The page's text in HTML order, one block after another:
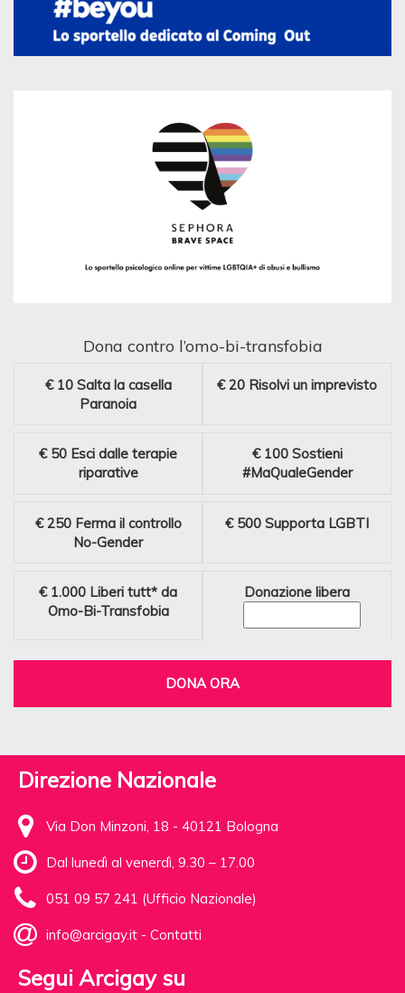
Dona contro l’omo-bi-transfobia
€ 10 Salta la casella
Paranoia
€ 20 Risolvi un imprevisto
€ 50 Esci dalle terapie
riparative
€ 100 Sostieni
#MaQualeGender
€ 250 Ferma il controllo
No-Gender
€ 500 Supporta LGBTI
€ 1.000 Liberi tutt* da
Omo-Bi-Transfobia
Donazione libera
DONA ORA
Direzione Nazionale
Via Don Minzoni, 18 - 40121 Bologna
Dal lunedì al venerdì, 9.30 – 17.00
051 09 57 241 (Ufficio Nazionale)
info@arcigay.it - Contatti
Segui Arcigay su